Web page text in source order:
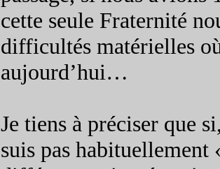
cette seule Fraternité
difficultés matérielles
aujourd’hui…
Je tiens à préciser que
suis pas habituellement